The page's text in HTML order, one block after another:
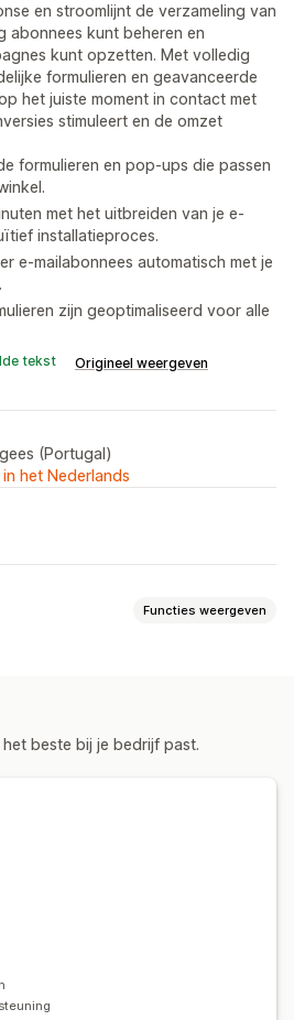
en stroomlijnt de verzameling van
abonnees kunt beheren en
kunt opzetten. Met volledig
formulieren en geavanceerde
het juiste moment in contact met
stimuleert en de omzet
formulieren en pop-ups die passen
met het uitbreiden van je e-
installatieproces.
e-mailabonnees automatisch met je
zijn geoptimaliseerd voor alle
tekst Origineel weergeven
(Portugal)
het Nederlands
Functies weergeven
beste bij je bedrijf past.